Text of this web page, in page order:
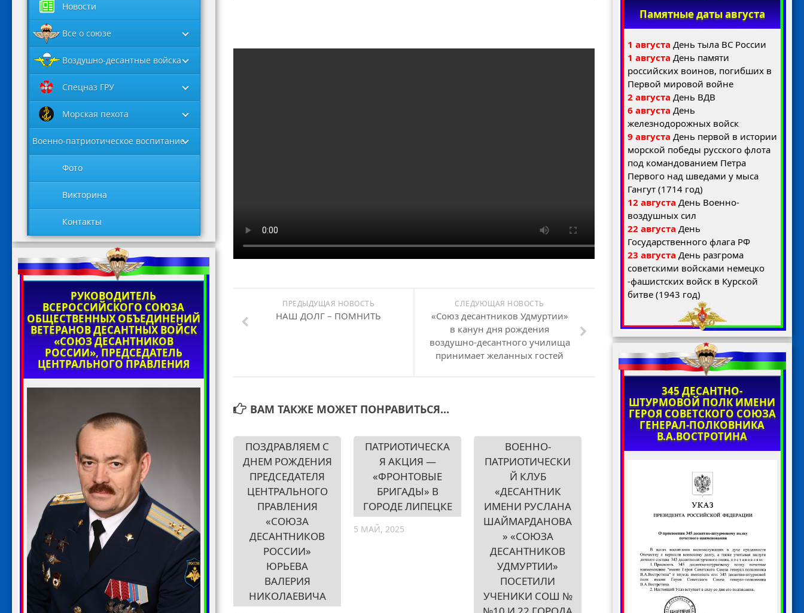
СЛЕДУЮЩАЯ НОВОСТЬ
«Союз десантников Удмуртии»
в канун дня рождения
воздушно-десантного училища
принимает желанных гостей
ПРЕДЫДУЩАЯ НОВОСТЬ
НАШ ДОЛГ – ПОМНИТЬ
ВАМ ТАКЖЕ МОЖЕТ ПОНРАВИТЬСЯ...
ПОЗДРАВЛЯЕМ С
ДНЕМ РОЖДЕНИЯ
ПРЕДСЕДАТЕЛЯ
ЦЕНТРАЛЬНОГО
ПРАВЛЕНИЯ
«СОЮЗА
ДЕСАНТНИКОВ
РОССИИ»
ЮРЬЕВА
ВАЛЕРИЯ
НИКОЛАЕВИЧА
ПАТРИОТИЧЕСКА
Я АКЦИЯ —
«ФРОНТОВЫЕ
БРИГАДЫ» В
ГОРОДЕ ЛИПЕЦКЕ
5 МАЙ, 2025
ВОЕННО-
ПАТРИОТИЧЕСКИ
Й КЛУБ
«ДЕСАНТНИК
ИМЕНИ РУСЛАНА
ШАЙМАРДАНОВА
» «СОЮЗА
ДЕСАНТНИКОВ
УДМУРТИИ»
ПОСЕТИЛИ
УЧЕНИКИ СОШ №
Новости
Все о союзе
Воздушно-десантные войска
Спецназ ГРУ
Морская пехота
Военно-патриотическое воспитание
Фото
Викторина
Контакты
РУКОВОДИТЕЛЬ
ВСЕРОССИЙСКОГО СОЮЗА
ОБЩЕСТВЕННЫХ ОБЪЕДИНЕНИЙ
ВЕТЕРАНОВ ДЕСАНТНЫХ ВОЙСК
«СОЮЗ ДЕСАНТНИКОВ
РОССИИ», ПРЕДСЕДАТЕЛЬ
ЦЕНТРАЛЬНОГО ПРАВЛЕНИЯ
Памятные даты августа
1 августа День тыла ВС России
1 августа День памяти
российских воинов, погибших в
Первой мировой войне
2 августа День ВДВ
6 августа День
железнодорожных войск
9 августа День первой в истории
морской победы русского флота
под командованием Петра
Первого над шведами у мыса
Гангут (1714 год)
12 августа День Военно-
воздушных сил
22 августа День
Государственного флага РФ
23 августа День разгрома
советскими войсками немецко
-фашистских войск в Курской
битве (1943 год)
345 ДЕСАНТНО-
ШТУРМОВОЙ ПОЛК ИМЕНИ
ГЕРОЯ СОВЕТСКОГО СОЮЗА
ГЕНЕРАЛ-ПОЛКОВНИКА
В.А.ВОСТРОТИНА